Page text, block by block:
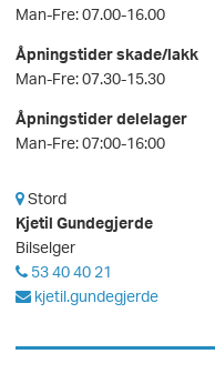
Man-Fre: 07.00-16.00
Åpningstider skade/lakk
Man-Fre: 07.30-15.30
Åpningstider delelager
Man-Fre: 07:00-16:00
Stord
Kjetil Gundegjerde
Bilselger
53 40 40 21
kjetil.gundegjerde